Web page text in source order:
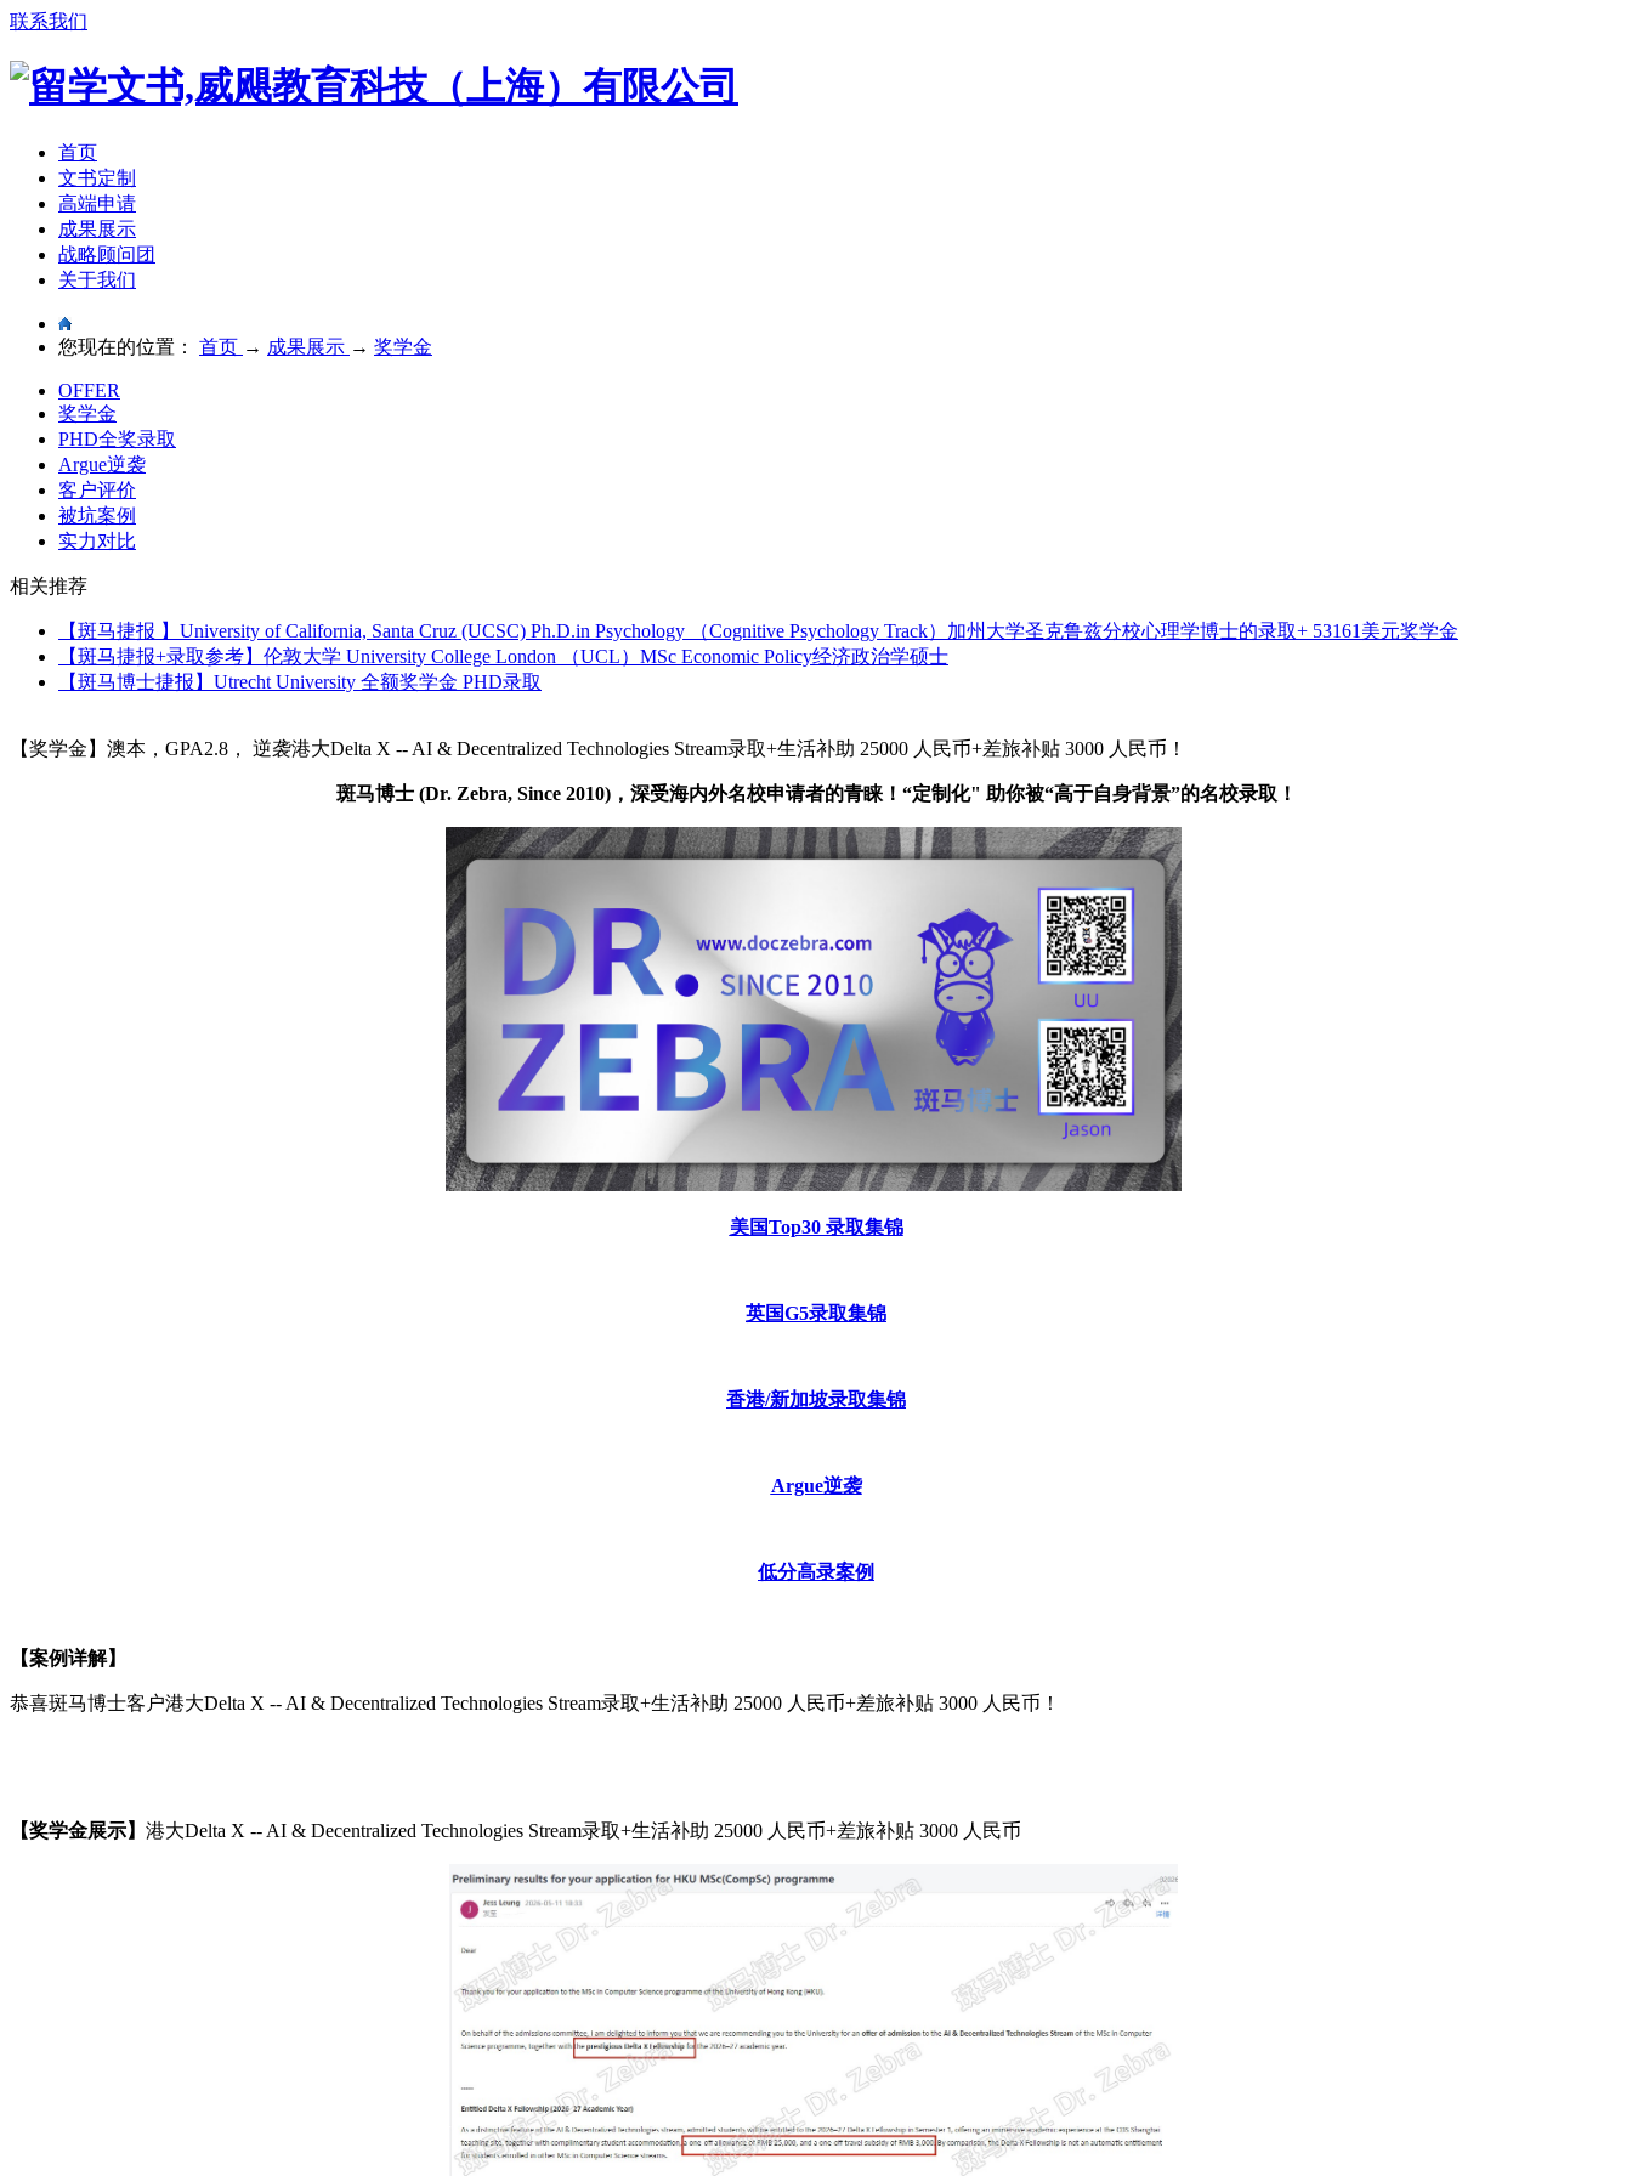
联系我们
首页
文书定制
高端申请
成果展示
战略顾问团
关于我们
您现在的位置： 首页 → 成果展示 → 奖学金
OFFER
奖学金
PHD全奖录取
Argue逆袭
客户评价
被坑案例
实力对比
相关推荐
【斑马捷报 】University of California, Santa Cruz (UCSC) Ph.D.in Psychology （Cognitive Psychology Track）加州大学圣克鲁兹分校心理学博士的录取+ 53161美元奖学金
【斑马捷报+录取参考】伦敦大学 University College London （UCL）MSc Economic Policy经济政治学硕士
【斑马博士捷报】Utrecht University 全额奖学金 PHD录取
【奖学金】澳本，GPA2.8， 逆袭港大Delta X -- AI & Decentralized Technologies Stream录取+生活补助 25000 人民币+差旅补贴 3000 人民币！
斑马博士(Dr. Zebra, Since 2010)，深受海内外名校申请者的青睐！“定制化" 助你被“高于自身背景”的名校录取！
美国Top30 录取集锦
英国G5录取集锦
香港/新加坡录取集锦
Argue逆袭
低分高录案例
【案例详解】
恭喜斑马博士客户港大Delta X -- AI & Decentralized Technologies Stream录取+生活补助 25000 人民币+差旅补贴 3000 人民币！
【奖学金展示】 港大Delta X -- AI & Decentralized Technologies Stream录取+生活补助 25000 人民币+差旅补贴 3000 人民币